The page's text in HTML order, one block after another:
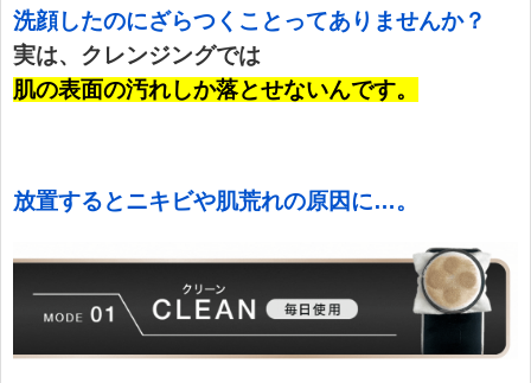
洗顔したのにざらつくことってありませんか？
実は、クレンジングでは
肌の表面の汚れしか落とせないんです。
放置するとニキビや肌荒れの原因に…。